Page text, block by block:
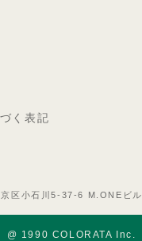
く表記
区小石川5-37-6 M.ONEビル
@ 1990 COLORATA Inc.